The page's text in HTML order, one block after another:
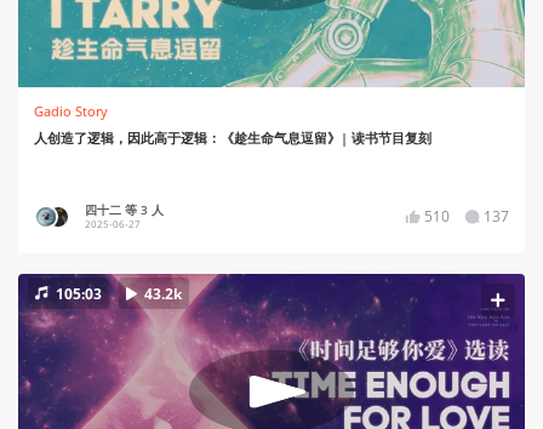
Gadio Story
人创造了逻辑，因此高于逻辑：《趁生命气息逗留》| 读书节目复刻
四十二 等 3 人
2025-06-27 510 137
105:03 43.2k